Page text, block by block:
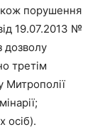
порушення
19.07.2013 №
дозволу
третім
Митрополії
осіб).